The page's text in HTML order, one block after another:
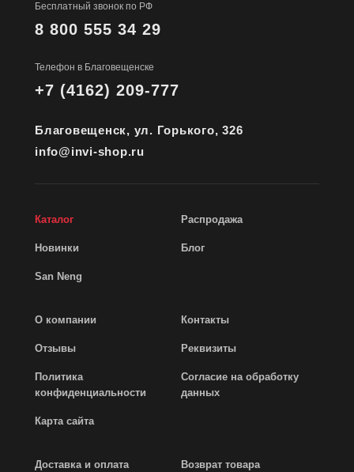
Бесплатный звонок по РФ
8 800 555 34 29
Телефон в Благовещенске
+7 (4162) 209-777
Благовещенск, ул. Горького, 326
info@invi-shop.ru
Каталог Распродажа
Новинки Блог
San Neng
О компании Контакты
Отзывы Реквизиты
Политика
конфиденциальности
Согласие на обработку
данных
Карта сайта
Доставка и оплата Возврат товара